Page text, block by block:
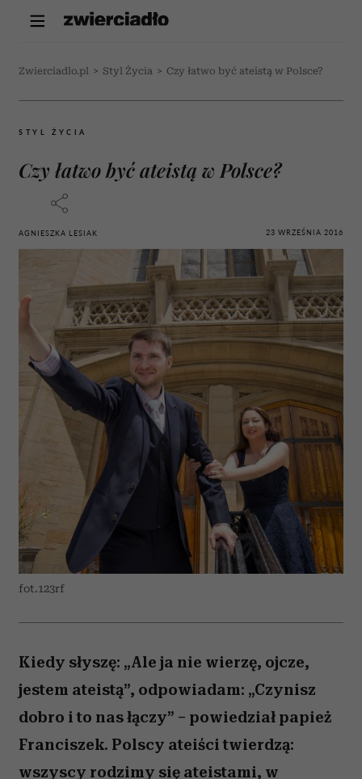
Zwierciadlo.pl > Styl Życia > Czy łatwo być ateistą w Polsce?
STYL ŻYCIA
Czy łatwo być ateistą w Polsce?
AGNIESZKA LESIAK 23 WRZEŚNIA 2016
fot.123rf
Kiedy słyszę: „Ale ja nie wierzę, ojcze,
jestem ateistą”, odpowiadam: „Czynisz
dobro i to nas łączy” – powiedział papież
Franciszek. Polscy ateiści twierdzą:
wszyscy rodzimy się ateistami, w